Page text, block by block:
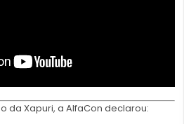
da Xapuri, a AlfaCon declarou: